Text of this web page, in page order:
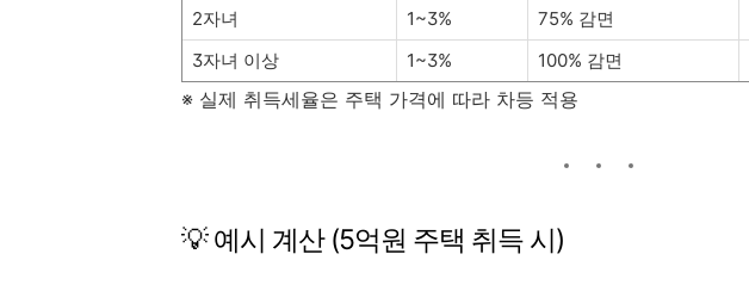
2자녀
1~3% 75% 감면
3자녀 이상
1~3% 100% 감면
※ 실제 취득세율은 주택 가격에 따라 차등 적용
💡 예시 계산 (5억원 주택 취득 시)